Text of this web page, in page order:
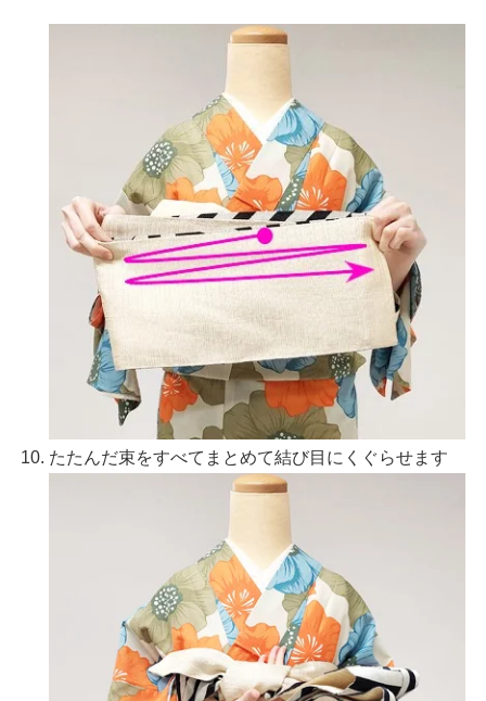
たたんだ束をすべてまとめて結び目にくぐらせます